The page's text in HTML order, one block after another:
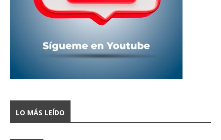
LO MÁS LEÍDO